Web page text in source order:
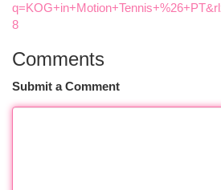
8
Comments
Submit a Comment